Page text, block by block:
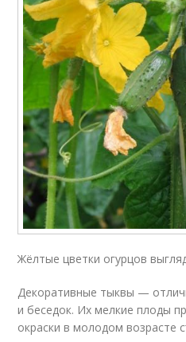
Жёлтые цветки огурцов
Декоративные тыквы —
и беседок. Их мелкие плоды
окраски в молодом возрасте